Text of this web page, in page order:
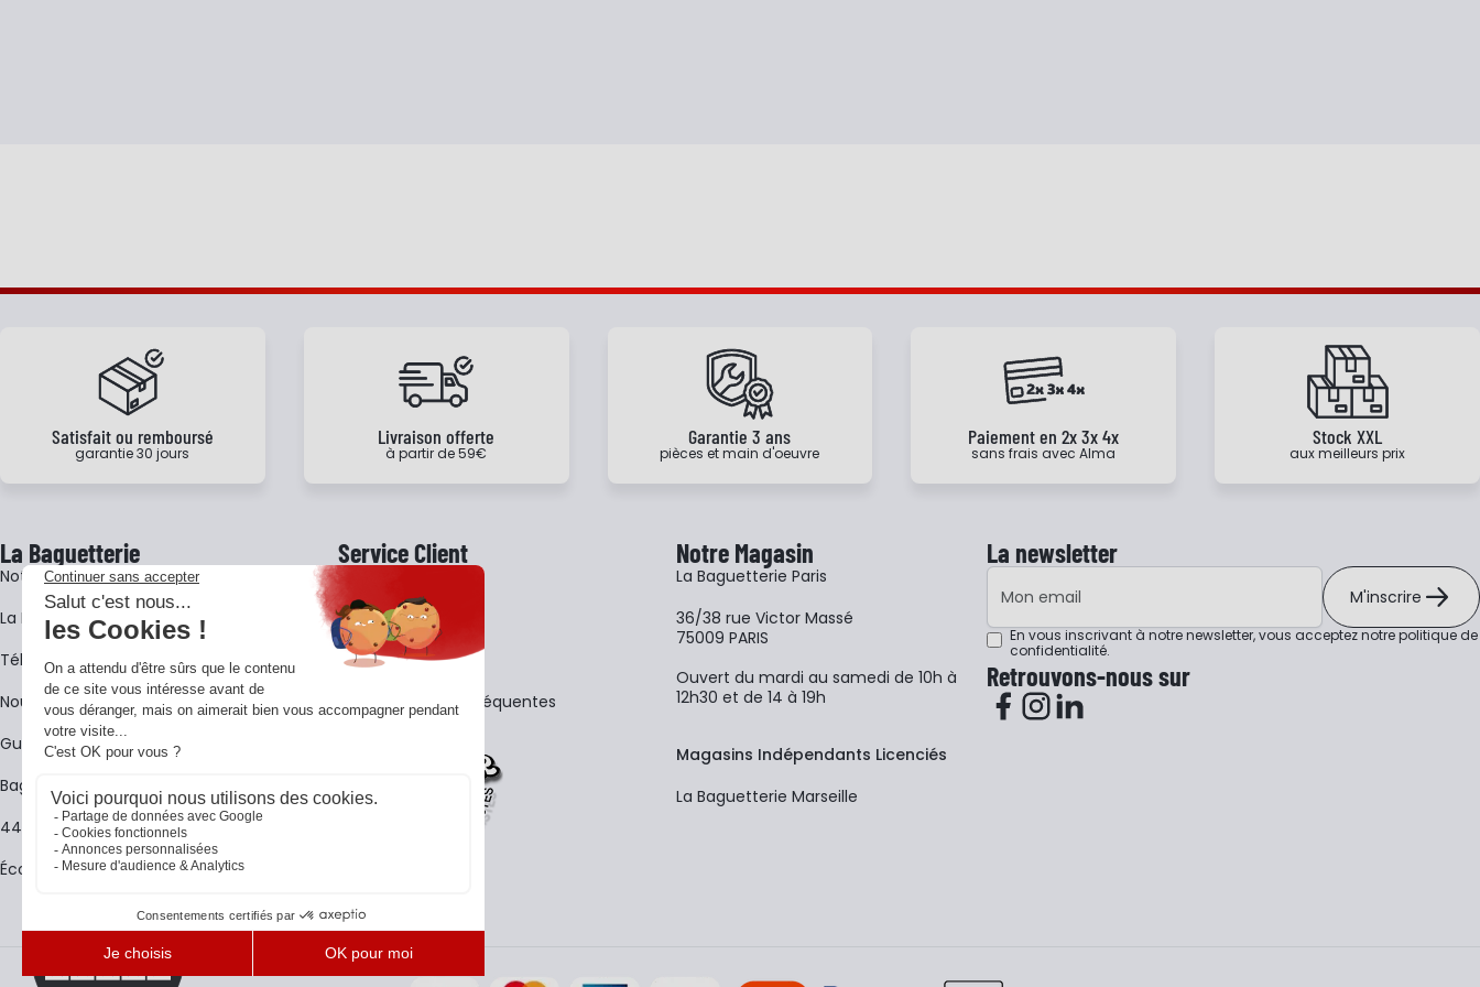
Satisfait ou remboursé
garantie 30 jours
Livraison offerte
à partir de 59€
Garantie 3 ans
pièces et main d'oeuvre
Paiement en 2x 3x 4x
sans frais avec Alma
Stock XXL
aux meilleurs prix
La Baguetterie
Notre histoire
La BagShow
​Télécharger le catalogue
Nous contacter
Guides La Baguetterie
Baguetterie Shop Online
44 ans de rencontres
Écoles
Service Client
Garantie 3 ans
CGV
FAQ - Questions Fréquentes
Notre Magasin
La Baguetterie Paris
36/38 rue Victor Massé
75009 PARIS
Ouvert du mardi au samedi de 10h à
12h30 et de 14 à 19h
Magasins Indépendants Licenciés
La Baguetterie Marseille
La newsletter
Adresse e-mail
M'inscrire
En vous inscrivant à notre newsletter, vous acceptez notrepolitique de
confidentialité.
Retrouvons-nous sur